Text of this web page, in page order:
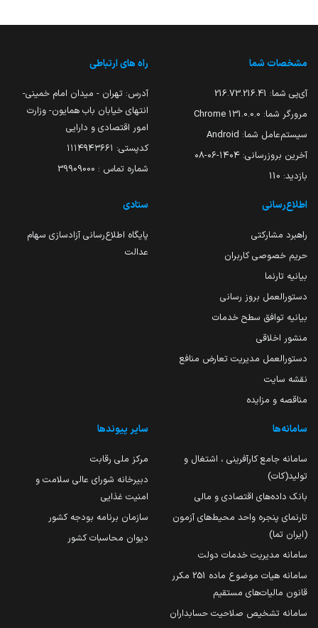
مشخصات شما
آی‌پی شما: 216.73.216.41
مرورگر شما: 131.0.0.0 Chrome
سیستم‌عامل شما: Android
آخرین بروزرسانی: ۱۴۰۴-۰۶-۰۸
بازدید: 110
راه های ارتباطی
آدرس: تهران - میدان امام خمینی-
انتهای خیابان باب همایون- وزارت
امور اقتصادی و دارایی
کدپستی: ۱۱۱۴۹۴۳۶۶۱
شماره تماس : 39909000
اطلاع‌رسانی
راهبرد مشارکتی
حریم خصوصی کاربران
بیانیه تارنما
دستورالعمل بروز رسانی
بیانیه توافق سطح خدمات
منشور اخلاقی
دستورالعمل مدیریت تعارض منافع
نقشه سایت
مناقصه و مزایده
ستادی
پایگاه اطلاع‌رسانی آزادسازی سهام
عدالت
سامانه‌ها
سامانه جامع کارآفرینی ، اشتغال و
تولید(کات)
بانک داده‌های اقتصادی و مالی
تارنمای پنجره واحد محیط‌های آزمون
(ایران تما)
سامانه مدیریت خدمات دولت
سامانه هیات موضوع ماده 251 مکرر
قانون مالیات‌های مستقیم
سامانه تشخیص صلاحیت حسابداران
سایر پیوندها
مرکز ملی رقابت
دبیرخانه شورای عالی سلامت و
امنیت غذایی
سازمان برنامه بودجه کشور
دیوان محاسبات کشور